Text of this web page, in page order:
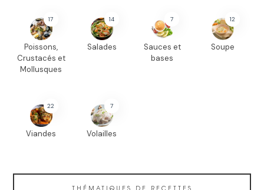
17
Poissons,
Crustacés et
Mollusques
14
Salades
7
Sauces et
bases
12
Soupe
22
Viandes
7
Volailles
THÉMATIQUES DE RECETTES